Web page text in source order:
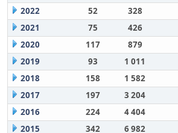
2022
52 328
2021
75 426
2020
117 879
2019
93 1 011
2018
158 1 582
2017
197 3 204
2016
224 4 404
2015
342 6 982